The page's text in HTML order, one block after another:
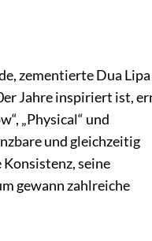
zementierte Dua Lipa
Jahre inspiriert ist,
„Physical“ und
und gleichzeitig
seine
gewann zahlreiche